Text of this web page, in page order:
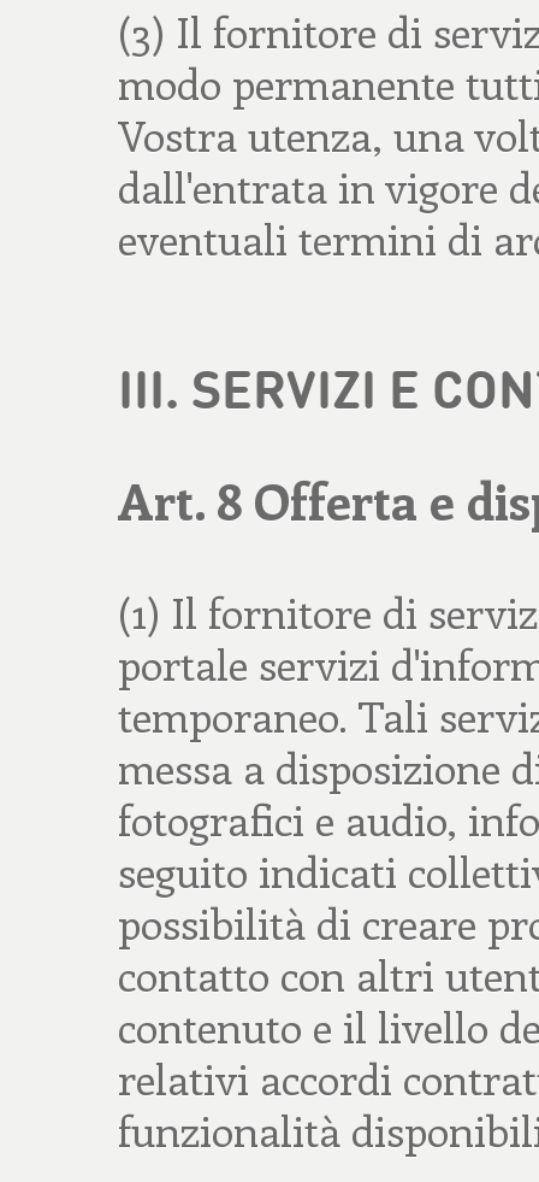
(3) Il fornitore di
modo permanente
Vostra utenza, una
dall'entrata in vigore
eventuali termini di
III. SERVIZI E
Art. 8 Offerta e
(1) Il fornitore di
portale servizi
temporaneo. Tali
messa a disposizione
fotografici e audio,
seguito indicati
possibilità di creare
contatto con altri
contenuto e il livello
relativi accordi
funzionalità